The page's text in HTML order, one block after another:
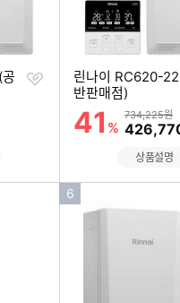
찜
린나이 RC620-22KF (일
반판매점)
할인률
41 %
상품금액
734,225원
할인금액
상품설명
인
6